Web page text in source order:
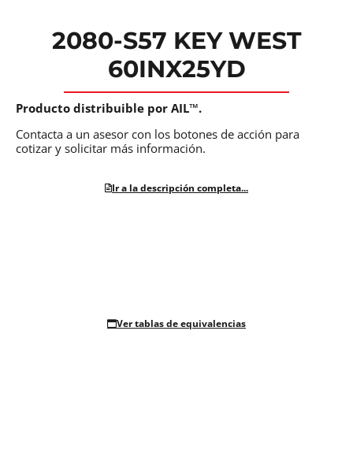
2080-S57 KEY WEST
60INX25YD
Producto distribuible por AIL™.
Contacta a un asesor con los botones de acción para
cotizar y solicitar más información.
Ir a la descripción completa...
Ver tablas de equivalencias